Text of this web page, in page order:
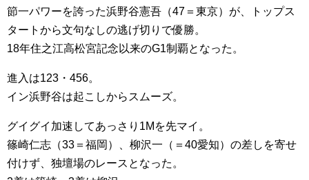
節一パワーを誇った浜野谷憲吾（47＝東京）が、トップス
タートから文句なしの逃げ切りで優勝。
18年住之江高松宮記念以来のG1制覇となった。
進入は123・456。
イン浜野谷は起こしからスムーズ。
グイグイ加速してあっさり1Mを先マイ。
篠崎仁志（33＝福岡）、柳沢一（＝40愛知）の差しを寄せ
付けず、独壇場のレースとなった。